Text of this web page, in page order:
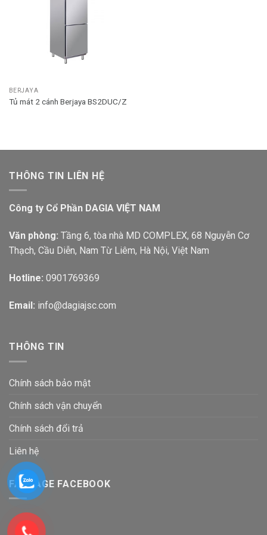
BERJAYA
Tủ mát 2 cánh Berjaya BS2DUC/Z
THÔNG TIN LIÊN HỆ
Công ty Cổ Phần DAGIA VIỆT NAM
Văn phòng: Tầng 6, tòa nhà MD COMPLEX, 68 Nguyễn Cơ
Thạch, Cầu Diễn, Nam Từ Liêm, Hà Nội, Việt Nam
Hotline: 0901769369
Email: info@dagiajsc.com
THÔNG TIN
Chính sách bảo mật
Chính sách vận chuyển
Chính sách đổi trả
Liên hệ
FANPAGE FACEBOOK